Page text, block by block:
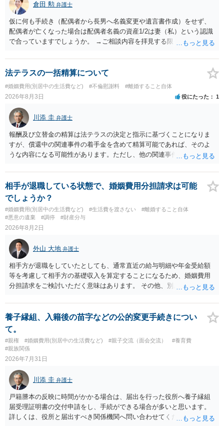
倉田 勲 弁護士
仮に何も手続き（配偶者から長男へ名義変更や遺言書作成）をせず、
配偶者が亡くなった場合は配偶者名義の資産1/2は妻（私）という認識
で合っていますでしょうか。 →ご相談内容を拝見する限りでは、その
完全に所有する場合は、他の相続人に対して自宅の評価額の１/２の代
償金の支払いが必要になります。
法テラスの一括精算について
#婚姻費用(別居中の生活費など) #不倫慰謝料 #離婚すること自体
2026年8月3日 役にたった 1
川添 圭 弁護士
報酬及び立替金の精算は法テラスの決定と指示に基づくことになりま
すが、償還中の関連事件の着手金を含めて精算可能であれば、そのよ
うな内容になる可能性があります。ただし、他の関連事件でも相手方
情によって対応が違いますので、法テラスへお尋ねいただいた方が確
実です。
相手が退職している状態で、婚姻費用分担請求は可能
でしょうか？
#婚姻費用(別居中の生活費など) #生活費を渡さない
#離婚すること自体
#悪意の遺棄
#調停 #財産分与
2026年8月2日
外山 大地 弁護士
相手方が退職をしていたとしても、通常直近の給与明細や年金受給額
等を考慮して相手方の基礎収入を算定することになるため、婚姻費用
分担請求をご検討いただく意味はあります。 その他、別居の経緯、質
て、ご検討いただくのが良いかと思います。
養子縁組、入籍後の苗字などの公的変更手続きについ
て。
#親権 #婚姻費用(別居中の生活費など) #親子交流（面会交流）
#養育費
#親族関係
2026年7月31日
川添 圭 弁護士
戸籍謄本の反映に時間がかかる場合は、届出を行った役所へ養子縁組
届受理証明書の交付申請をし、手続ができる場合が多いと思います。
詳しくは、役所と届出すべき関係機関へ問い合わせてください。